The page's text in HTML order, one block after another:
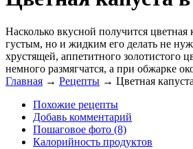
Насколько вкусной получится
густым, но и жидким его делать не
хрустящей, аппетитного золотистого
немного размягчатся, а при обжарке
Главная → Рецепты → Цветная
Похожие рецепты
Добавь комментарий
Пошаговое фото (8)
Калорийность продуктов